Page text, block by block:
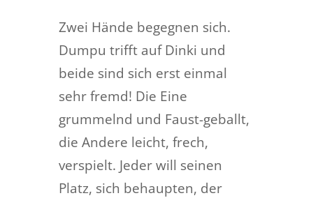
Zwei Hände begegnen sich.
Dumpu trifft auf Dinki und
beide sind sich erst einmal
sehr fremd! Die Eine
grummelnd und Faust-geballt,
die Andere leicht, frech,
verspielt. Jeder will seinen
Platz, sich behaupten, der